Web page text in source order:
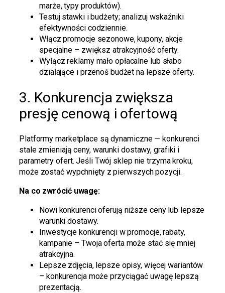
marże, typy produktów).
Testuj stawki i budżety; analizuj wskaźniki
efektywności codziennie.
Włącz promocje sezonowe, kupony, akcje
specjalne – zwiększ atrakcyjność oferty.
Wyłącz reklamy mało opłacalne lub słabo
działające i przenoś budżet na lepsze oferty.
3. Konkurencja zwiększa
presję cenową i ofertową
Platformy marketplace są dynamiczne — konkurenci
stale zmieniają ceny, warunki dostawy, grafiki i
parametry ofert. Jeśli Twój sklep nie trzyma kroku,
może zostać wypchnięty z pierwszych pozycji.
Na co zwrócić uwagę:
Nowi konkurenci oferują niższe ceny lub lepsze
warunki dostawy.
Inwestycje konkurencji w promocje, rabaty,
kampanie – Twoja oferta może stać się mniej
atrakcyjna.
Lepsze zdjęcia, lepsze opisy, więcej wariantów
– konkurencja może przyciągać uwagę lepszą
prezentacją.